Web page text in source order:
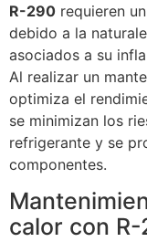
R-290 requieren
debido a la
asociados a su
Al realizar un
optimiza el
se minimizan los
refrigerante y se
componentes.
calor con